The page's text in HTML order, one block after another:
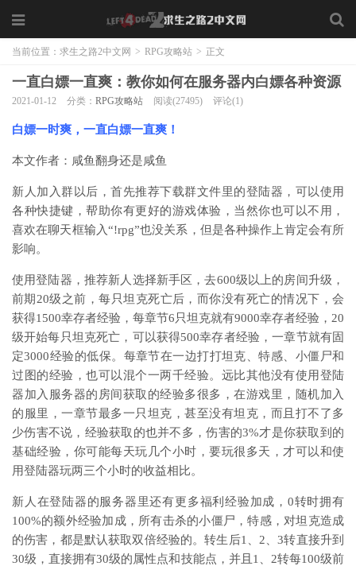
当前位置： 求生之路2中文网 > RPG攻略站 > 正文
一直白嫖一直爽：教你如何在服务器内白嫖各种资源
2021-01-12 分类： RPG攻略站 阅读(27495) 评论(1)
白嫖一时爽，一直白嫖一直爽！
本文作者：咸鱼翻身还是咸鱼
新人加入群以后，首先推荐下载群文件里的登陆器，可以使用
各种快捷键，帮助你有更好的游戏体验，当然你也可以不用，
喜欢在聊天框输入“!rpg”也没关系，但是各种操作上肯定会有所
影响。
使用登陆器，推荐新人选择新手区，去600级以上的房间升级，
前期20级之前，每只坦克死亡后，而你没有死亡的情况下，会
获得1500幸存者经验，每章节6只坦克就有9000幸存者经验，20
级开始每只坦克死亡，可以获得500幸存者经验，一章节就有固
定3000经验的低保。每章节在一边打打坦克、特感、小僵尸和
过图的经验，也可以混个一两千经验。远比其他没有使用登陆
器加入服务器的房间获取的经验多很多，在游戏里，随机加入
的服里，一章节最多一只坦克，甚至没有坦克，而且打不了多
少伤害不说，经验获取的也并不多，伤害的3%才是你获取到的
基础经验，你可能每天玩几个小时，要玩很多天，才可以和使
用登陆器玩两三个小时的收益相比。
新人在登陆器的服务器里还有更多福利经验加成，0转时拥有
100%的额外经验加成，所有击杀的小僵尸，特感，对坦克造成
的伤害，都是默认获取双倍经验的。转生后1、2、3转直接升到
30级，直接拥有30级的属性点和技能点，并且1、2转每100级前